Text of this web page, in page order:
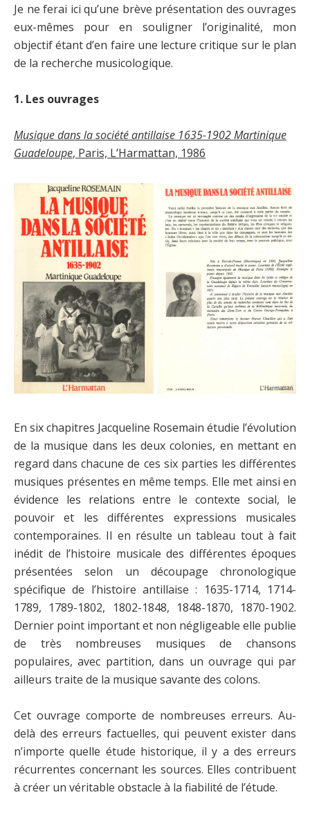
Je ne ferai ici qu’une brève présentation des ouvrages
eux-mêmes pour en souligner l’originalité, mon
objectif étant d’en faire une lecture critique sur le plan
de la recherche musicologique.
1. Les ouvrages
Musique dans la société antillaise 1635-1902 Martinique
Guadeloupe, Paris, L’Harmattan, 1986
En six chapitres Jacqueline Rosemain étudie l’évolution
de la musique dans les deux colonies, en mettant en
regard dans chacune de ces six parties les différentes
musiques présentes en même temps. Elle met ainsi en
évidence les relations entre le contexte social, le
pouvoir et les différentes expressions musicales
contemporaines. Il en résulte un tableau tout à fait
inédit de l’histoire musicale des différentes époques
présentées selon un découpage chronologique
spécifique de l’histoire antillaise : 1635-1714, 1714-
1789, 1789-1802, 1802-1848, 1848-1870, 1870-1902.
Dernier point important et non négligeable elle publie
de très nombreuses musiques de chansons
populaires, avec partition, dans un ouvrage qui par
ailleurs traite de la musique savante des colons.
Cet ouvrage comporte de nombreuses erreurs. Au-
delà des erreurs factuelles, qui peuvent exister dans
n’importe quelle étude historique, il y a des erreurs
récurrentes concernant les sources. Elles contribuent
à créer un véritable obstacle à la fiabilité de l’étude.